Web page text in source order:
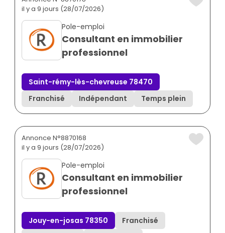
il y a 9 jours (28/07/2026)
Pole-emploi
Consultant en immobilier
professionnel
Saint-rémy-lès-chevreuse 78470
Franchisé
Indépendant Temps plein
Annonce N°8870168
il y a 9 jours (28/07/2026)
Pole-emploi
Consultant en immobilier
professionnel
Jouy-en-josas 78350
Franchisé